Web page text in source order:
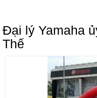
Đại lý Yamaha
Thế